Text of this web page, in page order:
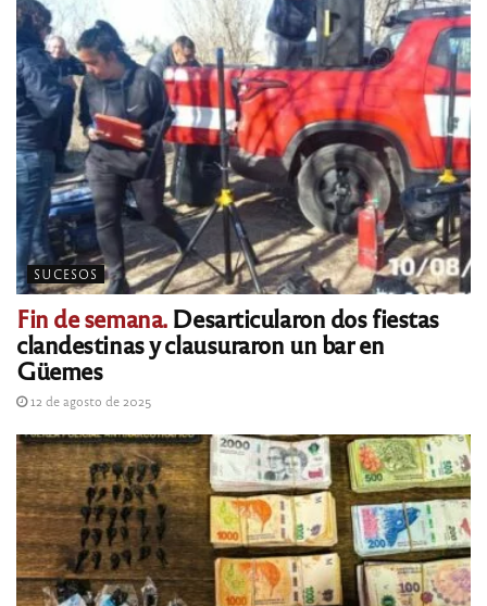
SUCESOS
Fin de semana.Desarticularon dos fiestas
clandestinas y clausuraron un bar en
Güemes
12 de agosto de 2025